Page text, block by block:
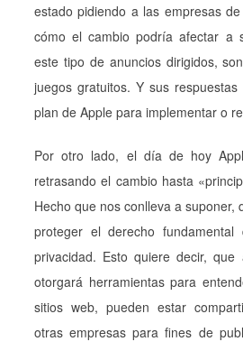
estado pidiendo a las empresas
cómo el cambio podría afectar a
este tipo de anuncios dirigidos,
juegos gratuitos. Y sus
plan de Apple para implementar o
Por otro lado, el día de hoy
retrasando el cambio hasta
Hecho que nos conlleva a suponer,
proteger el derecho
privacidad. Esto quiere decir,
otorgará herramientas para
sitios web, pueden estar
otras empresas para fines de